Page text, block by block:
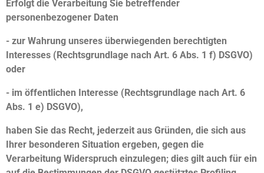
Erfolgt die Verarbeitung Sie betreffender
personenbezogener Daten
- zur Wahrung unseres überwiegenden berechtigten
Interesses (Rechtsgrundlage nach Art. 6 Abs. 1 f) DSGVO)
oder
- im öffentlichen Interesse (Rechtsgrundlage nach Art. 6
Abs. 1 e) DSGVO),
haben Sie das Recht, jederzeit aus Gründen, die sich aus
Ihrer besonderen Situation ergeben, gegen die
Verarbeitung Widerspruch einzulegen; dies gilt auch für ein